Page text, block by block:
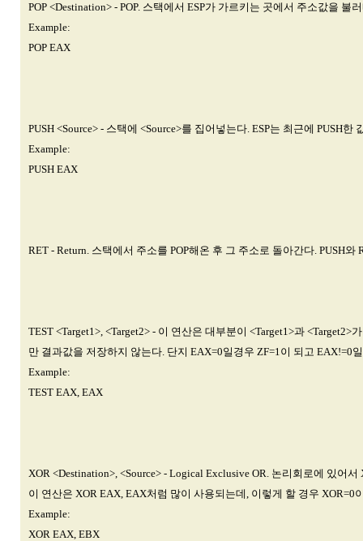
POP <Destination> - POP. 스택에서 ESP가 가르키는 곳에서 주소값을
Example:
POP EAX
PUSH <Source> - 스택에 <Source>를 집어넣는다. ESP는 최근에 PUSH한
Example:
PUSH EAX
RET - Return. 스택에서 주소를 POP해온 후 그 주소로 돌아간다. PUSH
TEST <Target1>, <Target2> - 이 연산은 대부분이 <Target1>과
만 결과값을 저장하지 않는다. 단지 EAX=0일경우 ZF=1이 되고 EAX!=0
Example:
TEST EAX, EAX
XOR <Destination>, <Source> - Logical Exclusive OR. 논리회로에 있어
이 연산은 XOR EAX, EAX처럼 많이 사용되는데, 이렇게 할 경우 XOR=0
Example:
XOR EAX, EBX